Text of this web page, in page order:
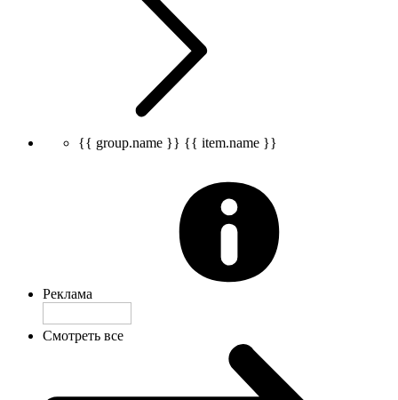
{{ group.name }} {{ item.name }}
Реклама
Смотреть все